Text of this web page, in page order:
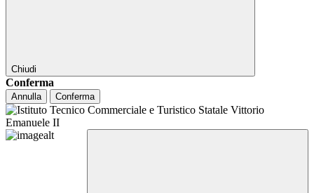
Chiudi
Conferma
Annulla Conferma